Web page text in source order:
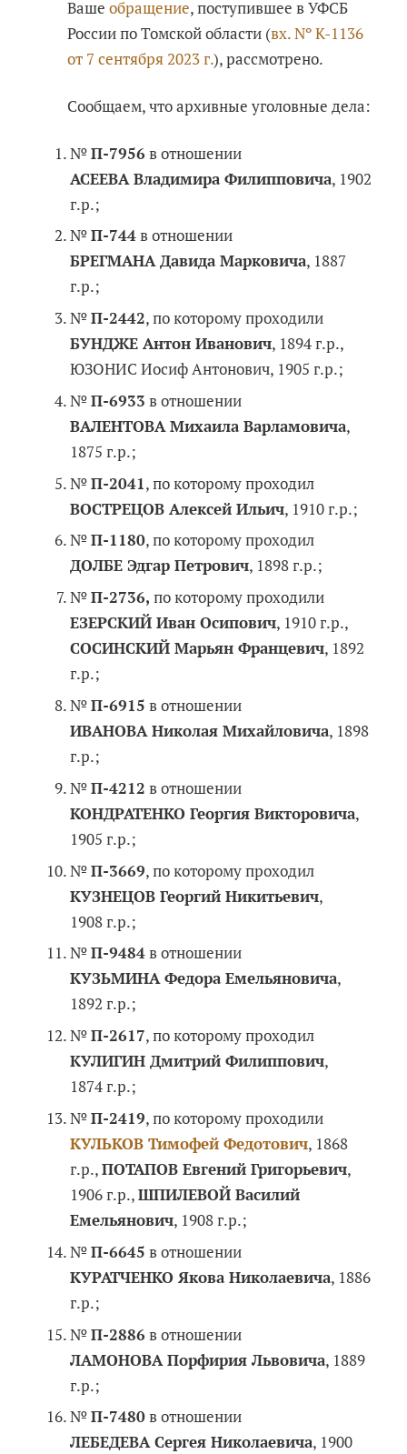
Вашеобращение, поступившее в УФСБ
России по Томской области (вх. Nº K-1136
от 7 сентября 2023 г.), рассмотрено.
Сообщаем, что архивные уголовные дела:
№П-7956 в отношении
АСЕЕВА Владимира Филипповича, 1902
г.р.;
№П-744в отношении
БРЕГМАНА Давида Марковича, 1887
г.р.;
№П-2442, по которому проходили
БУНДЖЕ Антон Иванович, 1894 г.р.,
ЮЗОНИС Иосиф Антонович, 1905 г.р.;
№П-6933 в отношении
ВАЛЕНТОВА Михаила Варламовича,
1875 г.р.;
№П-2041, по которому проходил
ВОСТРЕЦОВ Алексей Ильич, 1910 г.р.;
№П-1180, по которому проходил
ДОЛБЕ Эдгар Петрович, 1898 г.р.;
№П-2736, по которому проходили
ЕЗЕРСКИЙ Иван Осипович, 1910 г.р.,
СОСИНСКИЙ Марьян Францевич, 1892
г.р.;
№П-6915 в отношении
ИВАНОВА Николая Михайловича, 1898
г.р.;
№П-4212 в отношении
КОНДРАТЕНКО Георгия Викторовича,
1905 г.р.;
№П-3669, по которому проходил
КУЗНЕЦОВ Георгий Никитьевич,
1908 г.р.;
№П-9484в отношении
КУЗЬМИНА Федора Емельяновича,
1892 г.р.;
№П-2617, по которому проходил
КУЛИГИН Дмитрий Филиппович,
1874 г.р.;
№П-2419, по которому проходили
КУЛЬКОВ Тимофей Федотович, 1868
г.р.,ПОТАПОВ Евгений Григорьевич,
1906 г.р.,ШПИЛЕВОЙ Василий
Емельянович, 1908 г.р.;
№П-6645 в отношении
КУРАТЧЕНКО Якова Николаевича, 1886
г.р.;
№П-2886 в отношении
ЛАМОНОВА Порфирия Львовича, 1889
г.р.;
№П-7480в отношении
ЛЕБЕДЕВА Сергея Николаевича, 1900